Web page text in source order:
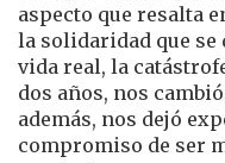
aspecto que resalta
la solidaridad que se
vida real, la
dos años, nos
además, nos dejó
compromiso de ser